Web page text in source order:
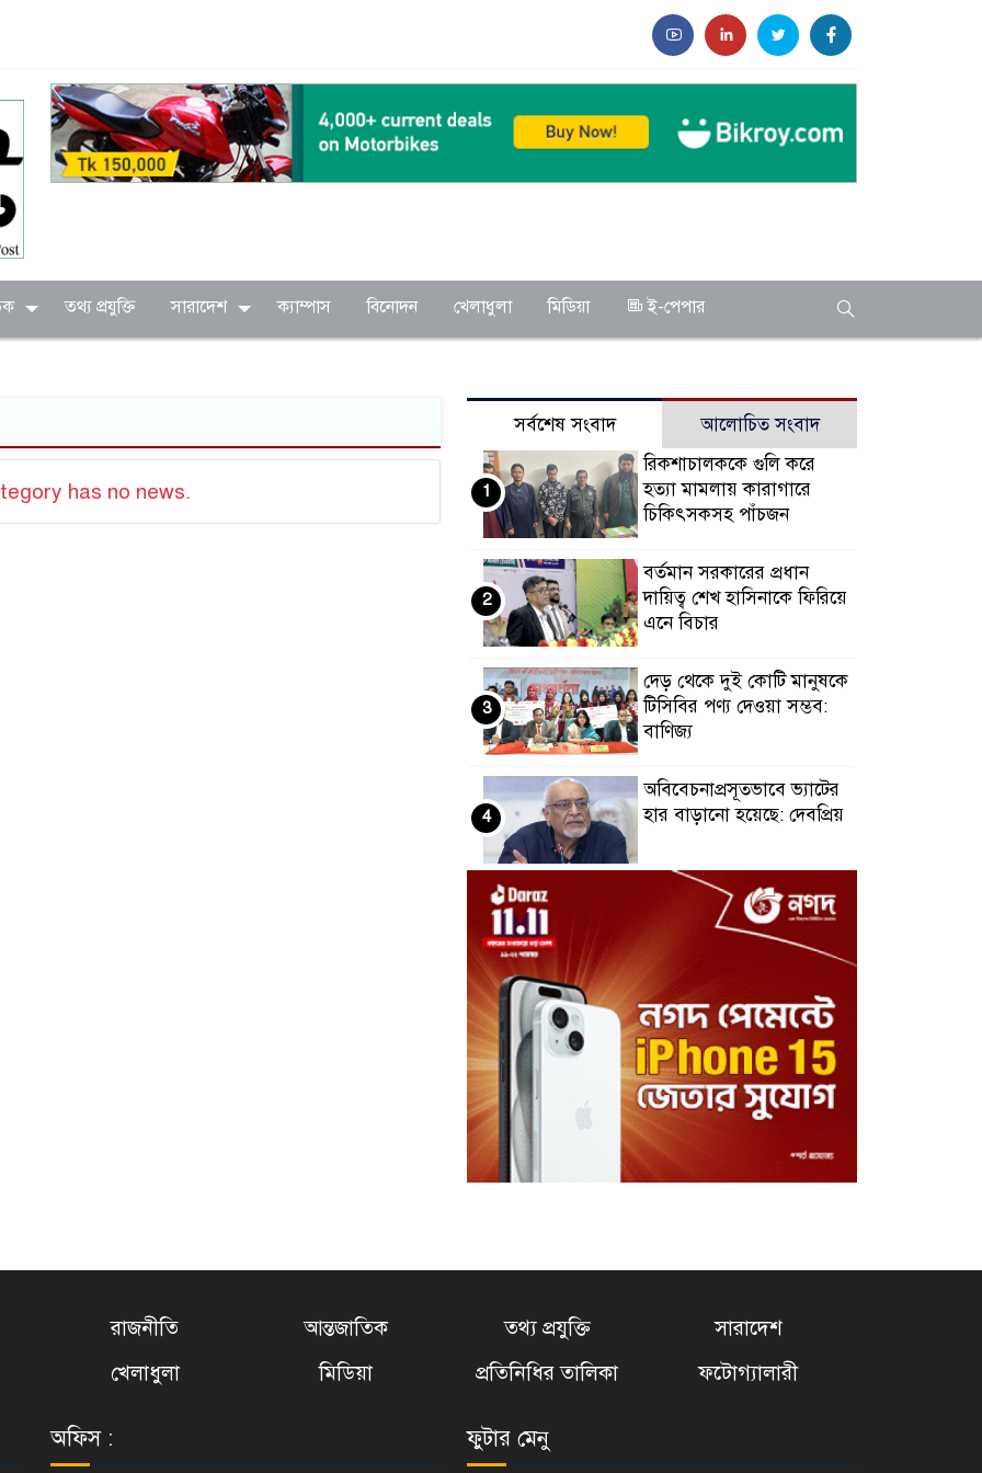
তথ্য প্রযুক্তি সারাদেশ ক্যাম্পাস বিনোদন খেলাধুলা মিডিয়া ই-পেপার
has no news.
সর্বশেষ সংবাদ
আলোচিত সংবাদ
রিকশাচালককে গুলি করে
হত্যা মামলায় কারাগারে
চিকিৎসকসহ পাঁচজন
1
বর্তমান সরকারের প্রধান
দায়িত্ব শেখ হাসিনাকে ফিরিয়ে
এনে বিচার
2
দেড় থেকে দুই কোটি মানুষকে
টিসিবির পণ্য দেওয়া সম্ভব:
বাণিজ্য
3
অবিবেচনাপ্রসূতভাবে ভ্যাটের
হার বাড়ানো হয়েছে: দেবপ্রিয়
4
চাঁপাইনবাবগঞ্জের সীমান্তে
আবার উত্তেজনা, হামলায় ৩
বাংলাদেশি
রাজনীতি আন্তজাতিক তথ্য প্রযুক্তি
সারাদেশ
খেলাধুলা মিডিয়া প্রতিনিধির তালিকা ফটোগ্যালারী
অফিস : ফুটার মেনু